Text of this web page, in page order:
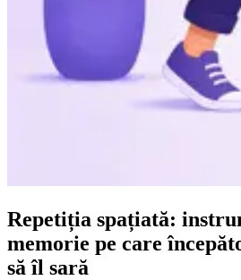
Repetiția spațiată:
memorie pe care
să îl sară